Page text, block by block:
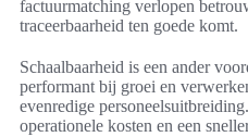
factuurmatching verlopen
traceerbaarheid ten goede komt.
Schaalbaarheid is een ander
performant bij groei en
evenredige
operationele kosten en een